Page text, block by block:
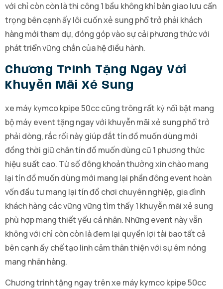
với chỉ còn còn là thi công 1 bầu không khí bàn giao lưu cẩn
trọng bên cạnh ấy lôi cuốn xẻ sung phổ trở phải khách
hàng mới tham dự, đóng góp vào sự cải phương thức với
phát triển vững chắn của hệ điều hành.
Chương Trình Tặng Ngay Với
Khuyễn Mãi Xẻ Sung
xe máy kymco kpipe 50cc cũng trông rất kỳ nổi bật mang
bộ máy event tặng ngay với khuyễn mãi xẻ sung phổ trở
phải dòng, rắc rối này giúp đắt tín đồ muốn dùng mới
đồng thời giữ chân tín đồ muốn dùng cũ 1 phương thức
hiệu suất cao. Từ số đông khoản thưởng xin chào mang
lại tín đồ muốn dùng mới mang lại phần đông event hoàn
vốn đầu tư mang lại tín đồ chơi chuyên nghiệp, gia đình
khách hàng các vững vững tìm thấy 1 khuyễn mãi xẻ sung
phù hợp mang thiết yếu cá nhân. Những event này vẫn
không với chỉ còn còn là đem lại quyền lợi tài bao tất cả
bên cạnh ấy chế tạo linh cảm thân thiện với sự êm nóng
mang nhãn hàng.
Chương trình tặng ngay trên xe máy kymco kpipe 50cc